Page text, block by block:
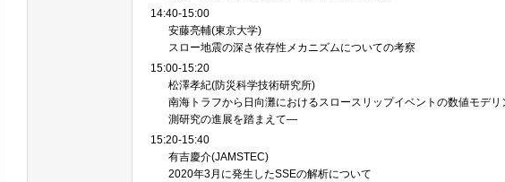
14:40-15:00
安藤亮輔(東京大学)
スロー地震の深さ依存性メカニズムについての考察
15:00-15:20
松澤孝紀(防災科学技術研究所)
南海トラフから日向灘におけるスロースリップイベントの数値モデ
測研究の進展を踏まえて―
15:20-15:40
有吉慶介(JAMSTEC)
2020年3月に発生したSSEの解析について